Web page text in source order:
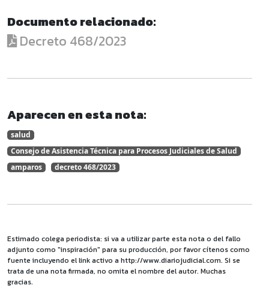
Documento relacionado:
Decreto 468/2023
Aparecen en esta nota:
salud
Consejo de Asistencia Técnica para Procesos Judiciales de Salud
amparos
decreto 468/2023
Estimado colega periodista: si va a utilizar parte esta nota o del fallo
adjunto como "inspiración" para su producción, por favor cítenos como
fuente incluyendo el link activo a http://www.diariojudicial.com. Si se
trata de una nota firmada, no omita el nombre del autor. Muchas
gracias.